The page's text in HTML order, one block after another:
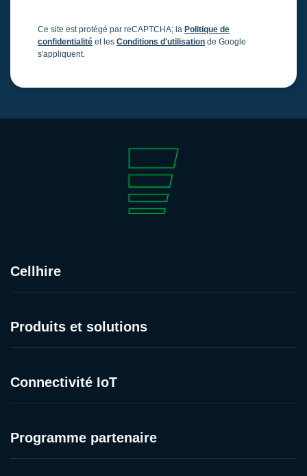
Ce site est protégé par reCAPTCHA; la Politique de
confidentialité et les Conditions d'utilisation de Google
s'appliquent.
Cellhire
Produits et solutions
Connectivité IoT
Programme partenaire